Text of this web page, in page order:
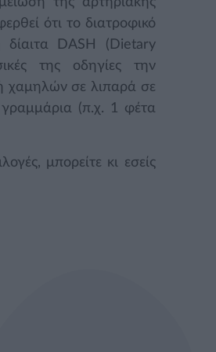
ότι το διατροφικό
DASH (Dietary
της οδηγίες την
χαμηλών σε λιπαρά σε
(π.χ. 1 φέτα
μπορείτε κι εσείς